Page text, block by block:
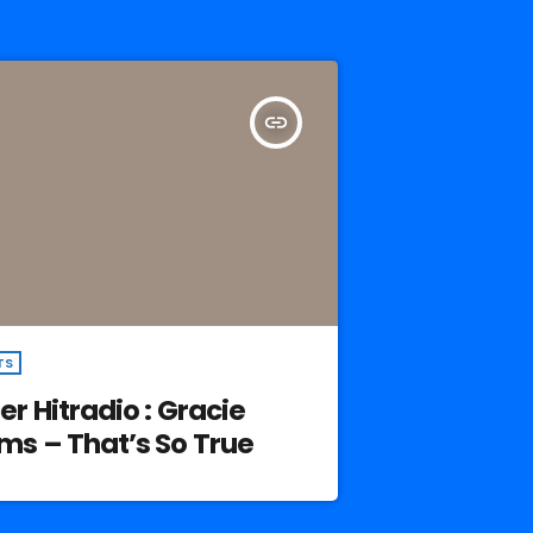
insert_link
Hitradio : Gracie
– That’s So True